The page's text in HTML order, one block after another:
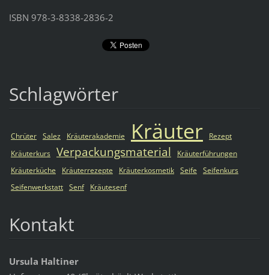
ISBN 978-3-8338-2836-2
Schlagwörter
Chrüter Salez Kräuterakademie Kräuter
Rezept
Kräuterkurs Verpackungsmaterial
Kräuterführungen
Kräuterküche
Kräuterrezepte Kräuterkosmetik Seife
Seifenkurs
Seifenwerkstatt Senf Kräutesenf
Kontakt
Ursula Haltiner